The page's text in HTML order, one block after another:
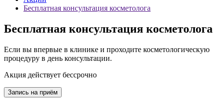
Бесплатная консультация косметолога
Бесплатная консультация косметолога
Если вы впервые в клинике и проходите косметологическую
процедуру в день консультации.
Акция действует бессрочно
Запись на приём